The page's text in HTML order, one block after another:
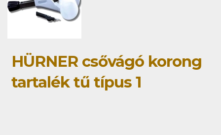
HÜRNER csővágó korong
tartalék tű típus 1